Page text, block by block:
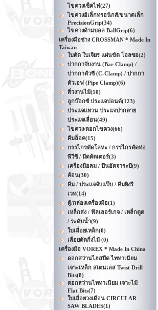
ไขควงเช็คไฟ(27)
ไขควงอิเล็กทรอนิกส์/ขนาดเล็ก
PrecisionGrip(34)
ไขควงด้ามบอล BallGrip(6)
เครื่องมือช่าง CROSSMAN * Made In
Taiwan
ใบตัด ใบเจียร แผ่นขัด โฮลซอ(2)
ปากกาจับงาน (Bar Clamp) /
ปากกาตัวซี (C-Clamp) / ปากกา
ตัวเอฟ (Pipe Clamp)(6)
สิ่วงานไม้(10)
ลูกบ๊อกซ์ ประแจปอนด์(123)
ประแจแหวน ประแจปากตาย
ประแจเลื่อน(49)
ไขควง/ดอกไขควง(66)
คีมล็อค(15)
กรรไกรตัดโลหะ / กรรไกรตัดท่อ
พีวีซี / มีดคัตเตอร์(3)
เครื่องมือลม / ปืนอัดจาระบี(9)
ค้อน(30)
คีม / ประแจจับแป๊บ / คีมยิงรี
เวท(14)
ตู้/กล่องเครื่องมือ(1)
เหล็กส่ง / ฟิลเลอร์เกจ / เหล็กดูด
/ ระดับน้ำ(9)
ใบเลื่อยเหล็ก(0)
เลื่อยตัดกิ่งไม้ (0)
เครื่องมือ VOREX * Made In China
ดอกสว่านไฮสปีด ไททาเนียม
เจาะเหล็ก สเตนเลส Twist Drill
Bits(8)
ดอกสว่านไททาเนียม เจาะไม้
Flat Bits(7)
ใบเลื่อยวงเดือน CIRCULAR
SAW BLADES(1)